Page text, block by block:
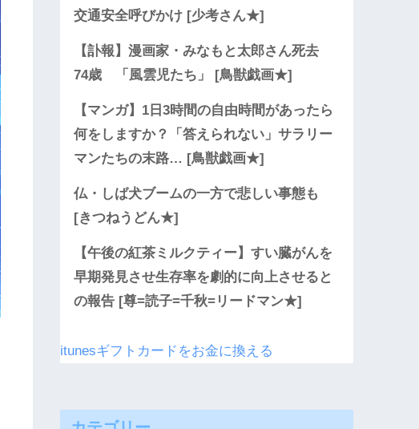
交通安全呼びかけ [少考さん★]
【訃報】漫画家・みなもと太郎さん死去
74歳 「風雲児たち」 [鳥獣戯画★]
【マンガ】1日3時間の自由時間があったら
何をしますか？「答えられない」サラリー
マンたちの末路… [鳥獣戯画★]
仏・しば犬ブームの一方で悲しい事態も
[きつねうどん★]
【午後の紅茶ミルクティー】すい臓がんを
早期発見させ生存率を劇的に向上させると
の報告 [尊=読子=千秋=リードマン★]
itunesギフトカードをお金に換える